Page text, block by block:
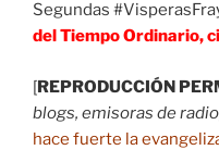
Segundas
del Tiempo Ordinario,
[REPRODUCCIÓN
blogs, emisoras de
hace fuerte la